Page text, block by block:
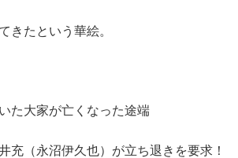
きたという華絵。
た大家が亡くなった途端
充（永沼伊久也）が立ち退きを要求！